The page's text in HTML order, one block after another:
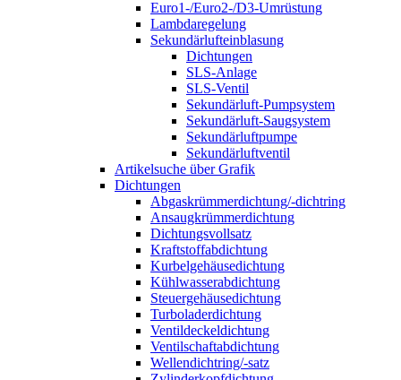
Euro1-/Euro2-/D3-Umrüstung
Lambdaregelung
Sekundärlufteinblasung
Dichtungen
SLS-Anlage
SLS-Ventil
Sekundärluft-Pumpsystem
Sekundärluft-Saugsystem
Sekundärluftpumpe
Sekundärluftventil
Artikelsuche über Grafik
Dichtungen
Abgaskrümmerdichtung/-dichtring
Ansaugkrümmerdichtung
Dichtungsvollsatz
Kraftstoffabdichtung
Kurbelgehäusedichtung
Kühlwasserabdichtung
Steuergehäusedichtung
Turboladerdichtung
Ventildeckeldichtung
Ventilschaftabdichtung
Wellendichtring/-satz